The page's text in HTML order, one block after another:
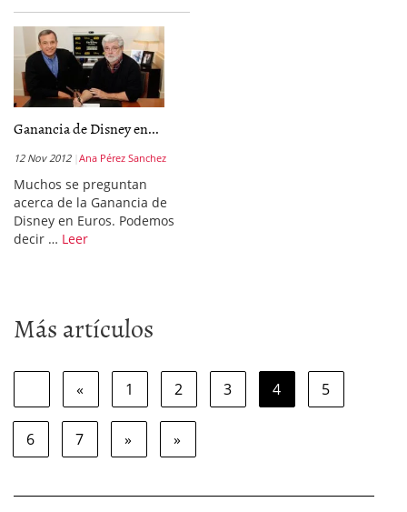
Ganancia de Disney en...
12 Nov 2012 Ana Pérez Sanchez
Muchos se preguntan
acerca de la Ganancia de
Disney en Euros. Podemos
decir … Leer
Más artículos
« 1 2 3 4 5
6 7 » »